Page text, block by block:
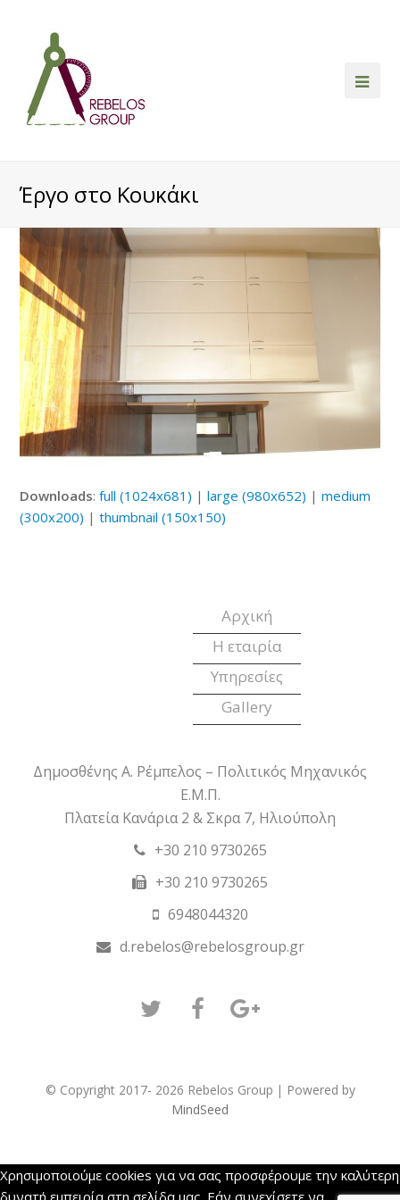
Έργο στο Κουκάκι
Downloads:full (1024x681) |large (980x652) |medium
(300x200) |thumbnail (150x150)
Αρχική
Η εταιρία
Υπηρεσίες
Gallery
Δημοσθένης Α. Ρέμπελος – Πολιτικός Μηχανικός
Ε.Μ.Π.
Πλατεία Κανάρια 2 & Σκρα 7, Ηλιούπολη
+30 210 9730265
+30 210 9730265
6948044320
d.rebelos@rebelosgroup.gr
TwitterFacebookGooglePlus
© Copyright 2017- 2026 Rebelos Group | Powered by
MindSeed
Χρησιμοποιούμε cookies για να σας προσφέρουμε την καλύτερη
δυνατή εμπειρία στη σελίδα μας. Εάν συνεχίσετε να